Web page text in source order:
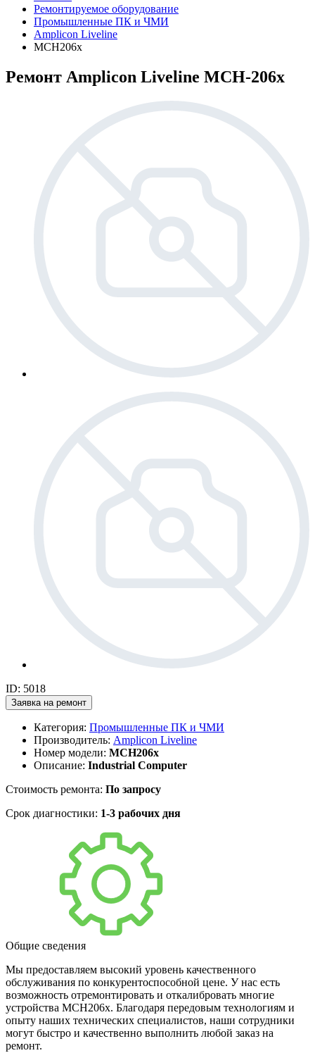
Ремонтируемое оборудование
Промышленные ПК и ЧМИ
Amplicon Liveline
MCH206x
Ремонт Amplicon Liveline MCH-206x
ID: 5018
Заявка на ремонт
Категория: Промышленные ПК и ЧМИ
Производитель: Amplicon Liveline
Номер модели: MCH206x
Описание: Industrial Computer
Стоимость ремонта: По запросу
Срок диагностики: 1-3 рабочих дня
Общие сведения
Мы предоставляем высокий уровень качественного
обслуживания по конкурентоспособной цене. У нас есть
возможность отремонтировать и откалибровать многие
устройства MCH206x. Благодаря передовым технологиям и
опыту наших технических специалистов, наши сотрудники
могут быстро и качественно выполнить любой заказ на
ремонт.